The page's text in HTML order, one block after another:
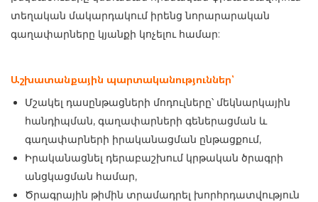
տեղական մակարդակում իրենց նորարարական
գաղափարները կյանքի կոչելու համար:
Աշխատանքային պարտականություններ՝
Մշակել դասընթացների մոդուլները՝ մեկնարկային
հանդիպման, գաղափարների գեներացման և
գաղափարների իրականացման ընթացքում,
Իրականացնել դերաբաշխում կրթական ծրագրի
անցկացման համար,
Ծրագրային թիմին տրամադրել խորհրդատվություն